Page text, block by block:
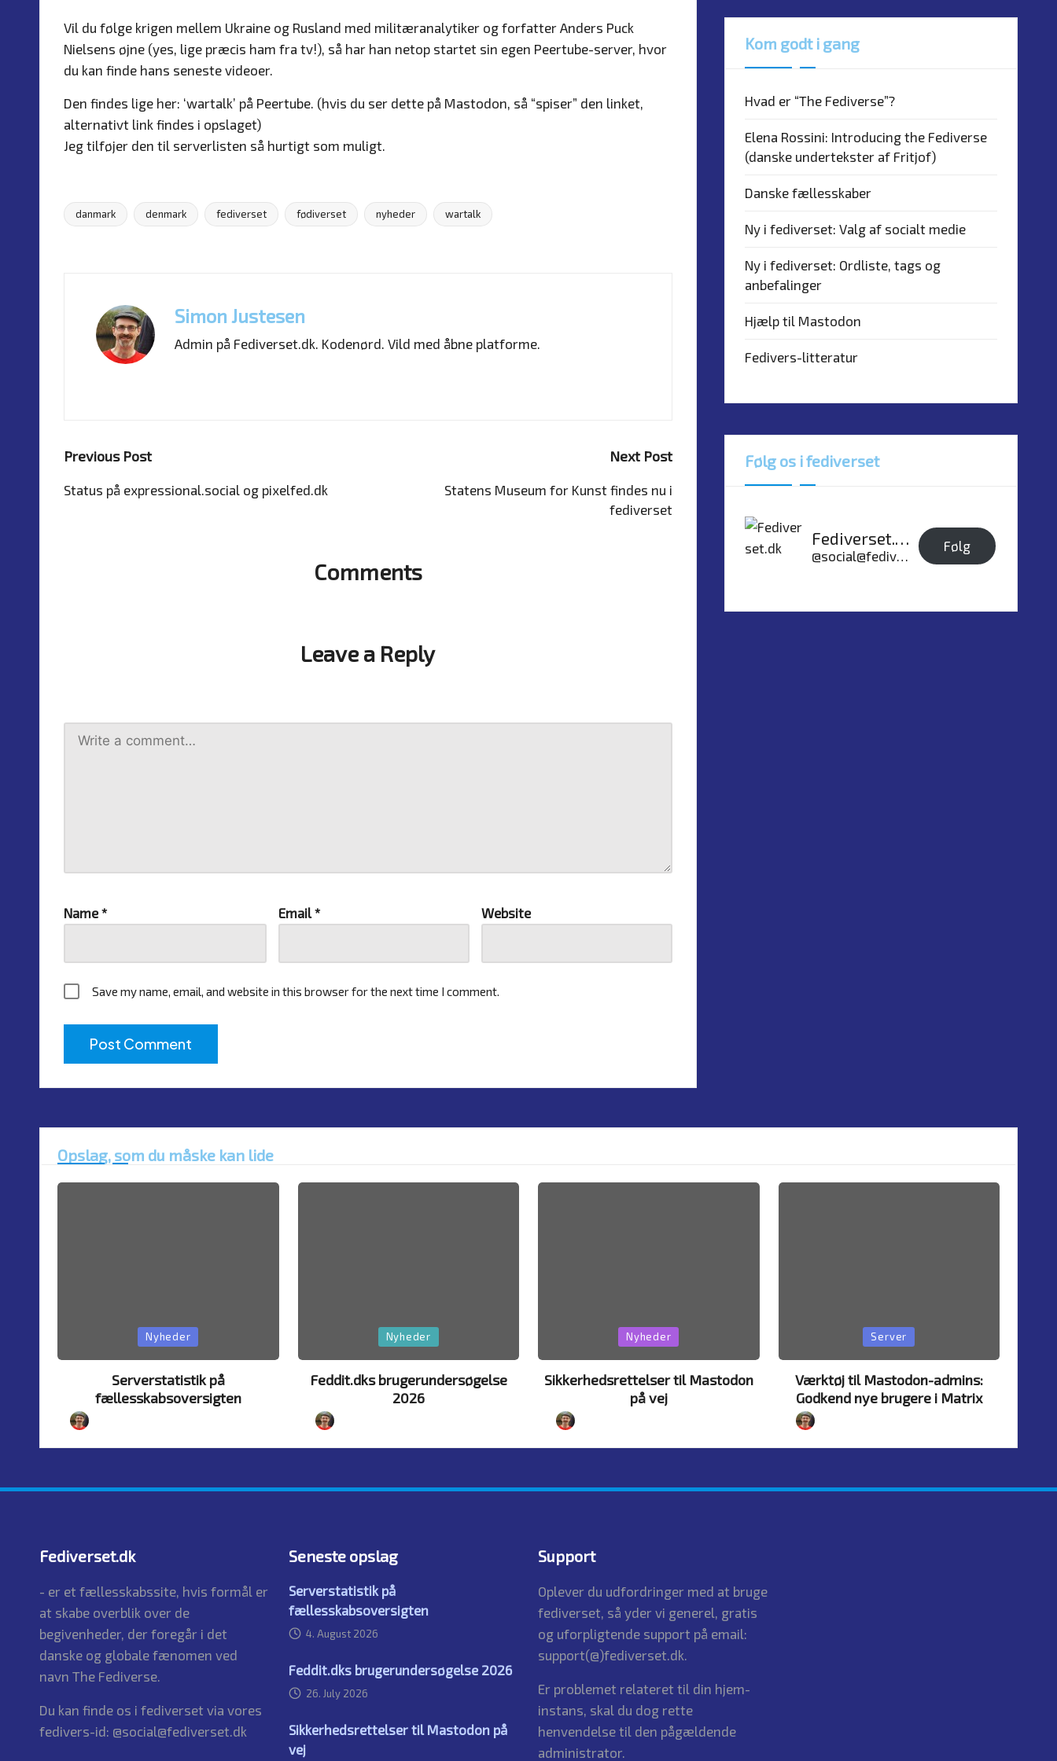
Vil du følge krigen mellem Ukraine og Rusland med militæranalytiker og forfatter Anders Puck
Nielsens øjne (yes, lige præcis ham fra tv!), så har han netop startet sin egen Peertube-server, hvor
du kan finde hans seneste videoer.
Den findes lige her: ‘wartalk’ på Peertube. (hvis du ser dette på Mastodon, så “spiser” den linket,
alternativt link findes i opslaget)
Jeg tilføjer den til serverlisten så hurtigt som muligt.
Tags:
danmark denmark fediverset fødiverset nyheder wartalk
Simon Justesen
Admin på Fediverset.dk. Kodenørd. Vild med åbne platforme.
Post
Previous Post
Status på expressional.social og pixelfed.dk
Next Post
Statens Museum for Kunst findes nu i
fediverset
Comments
Leave a Reply
Name* Email * Website
Save my name, email, and website in this browser for the next time I comment.
Kom godt i gang
Hvad er “The Fediverse”?
Elena Rossini: Introducing the Fediverse
(danske undertekster af Fritjof)
Danske fællesskaber
Ny i fediverset: Valg af socialt medie
Ny i fediverset: Ordliste, tags og
anbefalinger
Hjælp til Mastodon
Fedivers-litteratur
Følg os i fediverset
Fediverset.dk
@social@fediverset.dk
Følg
Opslag, som du måske kan lide
Nyheder
Serverstatistik på
fællesskabsoversigten
Posted
by
Nyheder
Feddit.dks brugerundersøgelse
2026
Posted
by
Nyheder
Sikkerhedsrettelser til Mastodon
på vej
Posted
by
Server
Værktøj til Mastodon-admins:
Godkend nye brugere i Matrix
Posted
by
Fediverset.dk
- er et fællesskabssite, hvis formål er
at skabe overblik over de
begivenheder, der foregår i det
danske og globale fænomen ved
navn The Fediverse.
Du kan finde os i fediverset via vores
fedivers-id: @social@fediverset.dk
Seneste opslag
Serverstatistik på
fællesskabsoversigten
4. August 2026
Feddit.dks brugerundersøgelse 2026
26. July 2026
Sikkerhedsrettelser til Mastodon på
vej
Support
Oplever du udfordringer med at bruge
fediverset, så yder vi generel, gratis
og uforpligtende support på email:
support(@)fediverset.dk.
Er problemet relateret til din hjem-
instans, skal du dog rette
henvendelse til den pågældende
administrator.